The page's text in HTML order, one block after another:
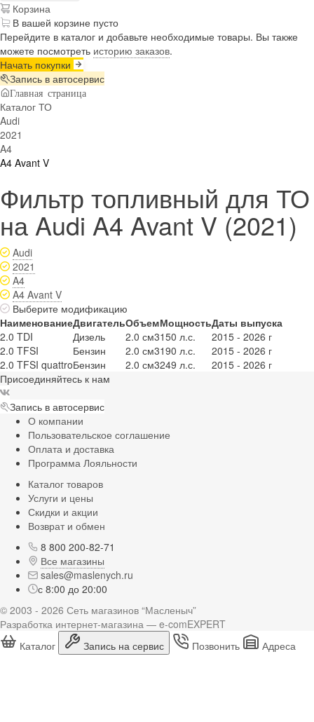
Корзина
В вашей корзине пусто
Перейдите в каталог и добавьте необходимые товары. Вы также
можете посмотреть историю заказов.
Начать покупки
Запись в автосервис
Главная страница
Каталог ТО
Audi
2021
A4
A4 Avant V
Фильтр топливный для ТО
на Audi A4 Avant V (2021)
Audi
2021
A4
A4 Avant V
Выберите модификацию
НаименованиеДвигательОбъемМощностьДаты выпуска
2.0 TDI
Дизель 2.0 см3150 л.с.
2015 - 2026 г
2.0 TFSI
Бензин 2.0 см3190 л.с.
2015 - 2026 г
2.0 TFSI quattroБензин 2.0 см3249 л.с.
2015 - 2026 г
Присоединяйтесь к нам
Запись в автосервис
О компании
Пользовательское соглашение
Оплата и доставка
Программа Лояльности
Каталог товаров
Услуги и цены
Скидки и акции
Возврат и обмен
8 800 200-82-71
Все магазины
sales@maslenych.ru
с 8:00 до 20:00
© 2003 - 2026 Сеть магазинов “Масленыч”
Разработка интернет-магазина — e-comEXPERT
Каталог
Запись на сервис Позвонить Адреса